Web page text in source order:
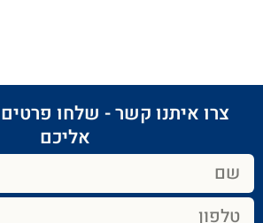
צרו איתנו קשר - שלחו פרטים
אליכם​